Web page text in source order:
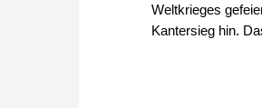
Weltkrieges
Kantersieg hin.